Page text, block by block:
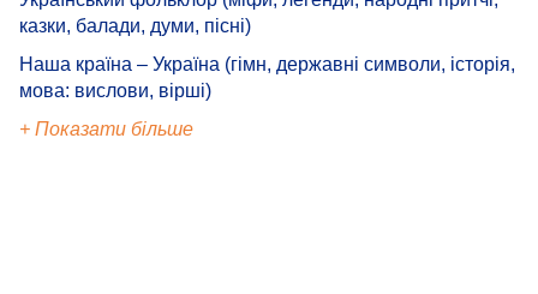
казки, балади, думи, пісні)
Наша країна – Україна (гімн, державні символи, історія,
мова: вислови, вірші)
+ Показати більше